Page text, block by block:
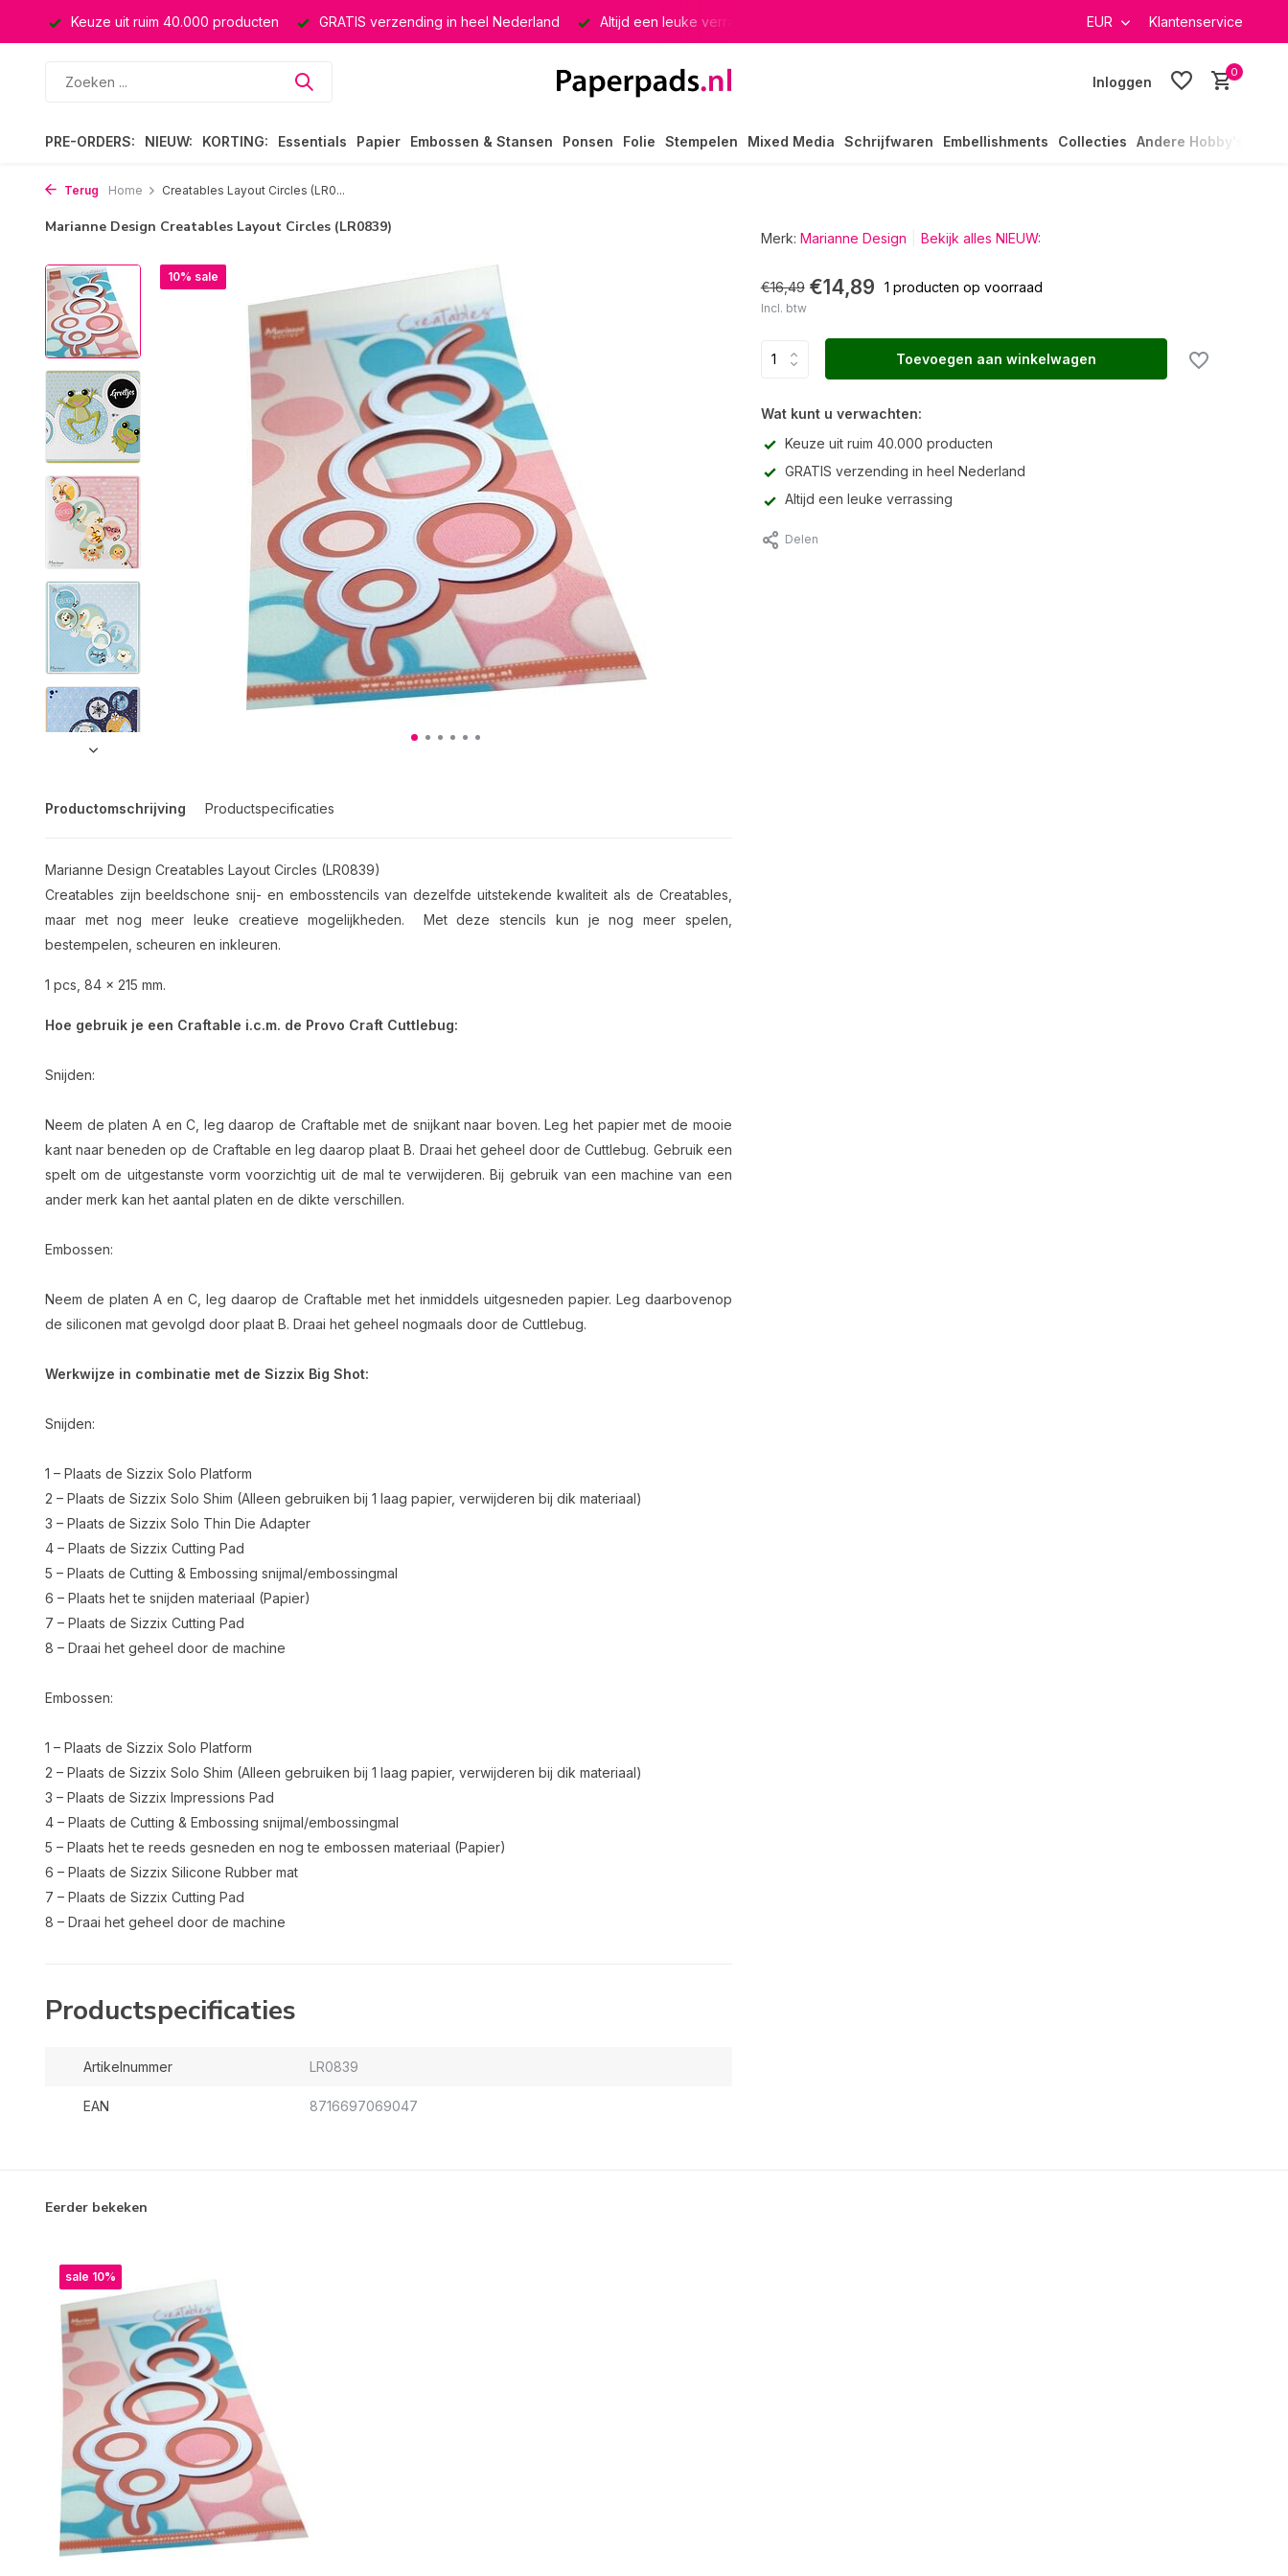
Keuze uit ruim 40.000 producten GRATIS verzending in heel Nederland Altijd een leuke verrassing GRATIS verzending in heel
EUR Klantenservice
Inloggen
0
PRE-ORDERS: NIEUW: KORTING: Essentials Papier Embossen & Stansen Ponsen Folie Stempelen Mixed Media Schrijfwaren Embellishments Collecties Andere Hobby's
Terug Home Creatables Layout Circles (LR0...
Marianne Design Creatables Layout Circles (LR0839)
10% sale
Productomschrijving Productspecificaties
Marianne Design Creatables Layout Circles (LR0839)
Creatables zijn beeldschone snij- en embosstencils van dezelfde uitstekende kwaliteit als de Creatables,
maar met nog meer leuke creatieve mogelijkheden. Met deze stencils kun je nog meer spelen,
bestempelen, scheuren en inkleuren.
1 pcs, 84 x 215 mm.
Hoe gebruik je een Craftable i.c.m. de Provo Craft Cuttlebug:
Snijden:
Neem de platen A en C, leg daarop de Craftable met de snijkant naar boven. Leg het papier met de mooie
kant naar beneden op de Craftable en leg daarop plaat B. Draai het geheel door de Cuttlebug. Gebruik een
spelt om de uitgestanste vorm voorzichtig uit de mal te verwijderen. Bij gebruik van een machine van een
ander merk kan het aantal platen en de dikte verschillen.
Embossen:
Neem de platen A en C, leg daarop de Craftable met het inmiddels uitgesneden papier. Leg daarbovenop
de siliconen mat gevolgd door plaat B. Draai het geheel nogmaals door de Cuttlebug.
Werkwijze in combinatie met de Sizzix Big Shot:
Snijden:
1 – Plaats de Sizzix Solo Platform
2 – Plaats de Sizzix Solo Shim (Alleen gebruiken bij 1 laag papier, verwijderen bij dik materiaal)
3 – Plaats de Sizzix Solo Thin Die Adapter
4 – Plaats de Sizzix Cutting Pad
5 – Plaats de Cutting & Embossing snijmal/embossingmal
6 – Plaats het te snijden materiaal (Papier)
7 – Plaats de Sizzix Cutting Pad
8 – Draai het geheel door de machine
Embossen:
1 – Plaats de Sizzix Solo Platform
2 – Plaats de Sizzix Solo Shim (Alleen gebruiken bij 1 laag papier, verwijderen bij dik materiaal)
3 – Plaats de Sizzix Impressions Pad
4 – Plaats de Cutting & Embossing snijmal/embossingmal
5 – Plaats het te reeds gesneden en nog te embossen materiaal (Papier)
6 – Plaats de Sizzix Silicone Rubber mat
7 – Plaats de Sizzix Cutting Pad
8 – Draai het geheel door de machine
Productspecificaties
Artikelnummer LR0839
EAN 8716697069047
Merk: Marianne Design Bekijk alles NIEUW:
€16,49 €14,89 1 producten op voorraad
Incl. btw
Toevoegen aan winkelwagen
Wat kunt u verwachten:
Keuze uit ruim 40.000 producten
GRATIS verzending in heel Nederland
Altijd een leuke verrassing
Delen
Eerder bekeken
sale 10%